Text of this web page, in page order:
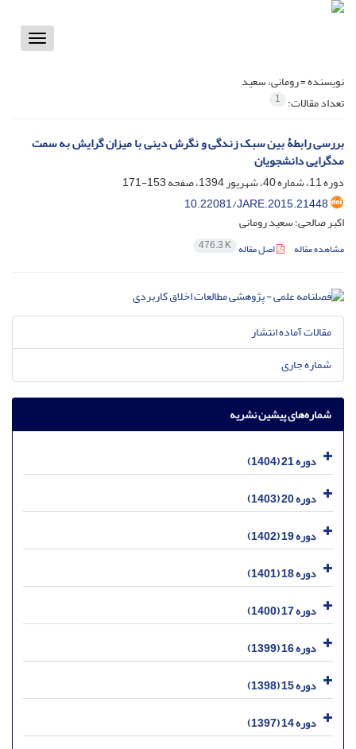
Toggle
نویسنده =رومانی، سعید
تعداد مقالات: 1
بررسی رابطۀ بین سبک زندگی و نگرش دینی با میزان گرایش به سمت
مدگرایی دانشجویان
دوره 11، شماره 40، شهریور 1394، صفحه
153-171
10.22081/JARE.2015.21448
اکبر صالحی؛ سعید رومانی
مشاهده مقاله اصل مقاله 476.3 K
مقالات آماده انتشار
شماره جاری
شماره‌های پیشین نشریه
دوره 21 (1404)
دوره 20 (1403)
دوره 19 (1402)
دوره 18 (1401)
دوره 17 (1400)
دوره 16 (1399)
دوره 15 (1398)
دوره 14 (1397)